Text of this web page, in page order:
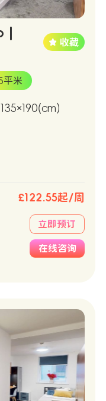
|
平米
£122.55起/周
立即预订
在线咨询